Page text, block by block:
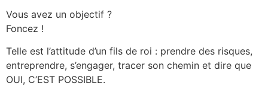
Vous avez un objectif ?
Foncez !
Telle est l’attitude d’un fils de roi : prendre des risques,
entreprendre, s’engager, tracer son chemin et dire que
OUI, C’EST POSSIBLE.